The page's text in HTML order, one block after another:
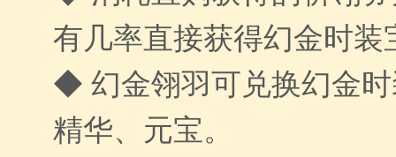
有几率直接获得幻金时装
◆ 幻金翎羽可兑换幻金
精华、元宝。